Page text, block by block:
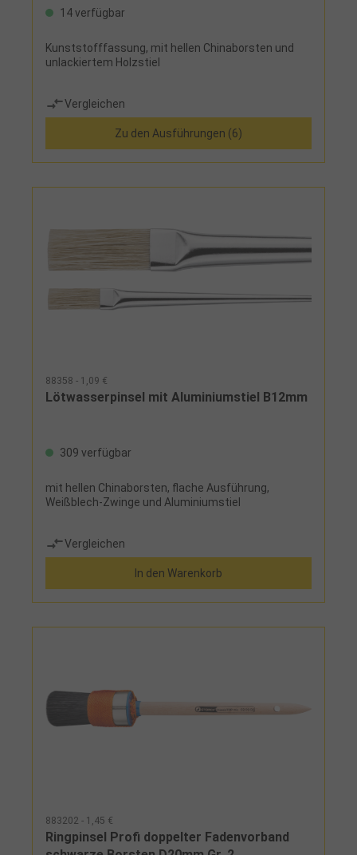
14 verfügbar
Kunststofffassung, mit hellen Chinaborsten und
unlackiertem Holzstiel
Vergleichen
Zu den Ausführungen (6)
88358 - 1,09 €
Lötwasserpinsel mit Aluminiumstiel B12mm
309 verfügbar
mit hellen Chinaborsten, flache Ausführung,
Weißblech-Zwinge und Aluminiumstiel
Vergleichen
In den Warenkorb
883202 - 1,45 €
Ringpinsel Profi doppelter Fadenvorband